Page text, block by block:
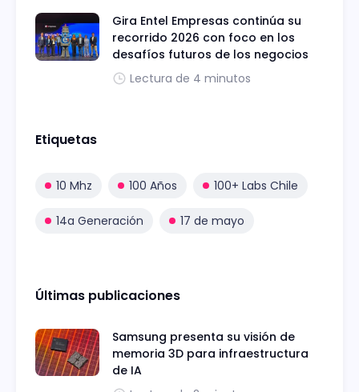
Gira Entel Empresas continúa su
recorrido 2026 con foco en los
desafíos futuros de los negocios
Lectura de 4 minutos
Etiquetas
10 Mhz 100 Años 100+ Labs Chile
14a Generación 17 de mayo
Últimas publicaciones
Samsung presenta su visión de
memoria 3D para infraestructura
de IA